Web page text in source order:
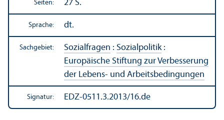
Seiten: 27 S.
Sprache: dt.
Sachgebiet: Sozialfragen : Sozialpolitik:
Europäische Stiftung zur Verbesserung
der Lebens- und Arbeits­bedingungen
Signatur: EDZ-0511.3.2013/16.de